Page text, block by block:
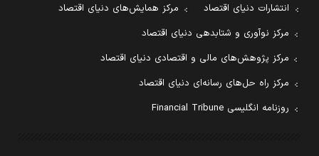
انتشارات دنیای اقتصاد
مرکز همایش‌های دنیای اقتصاد
مرکز نوآوری و شتابدهی دنیای اقتصاد
مرکز پژوهش‌های مالی و اقتصادی دنیای اقتصاد
مرکز راه حل‌های رسانه‌ای دنیای اقتصاد
روزنامه انگلیسی Financial Tribune